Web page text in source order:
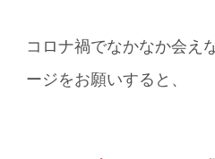
コロナ禍でなかなか会え
ージをお願いすると、